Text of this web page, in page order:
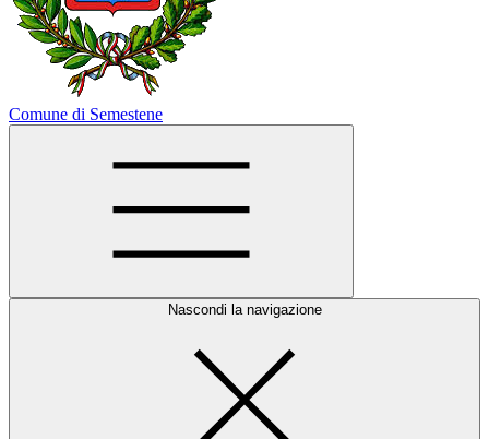
Comune di Semestene
Nascondi la navigazione